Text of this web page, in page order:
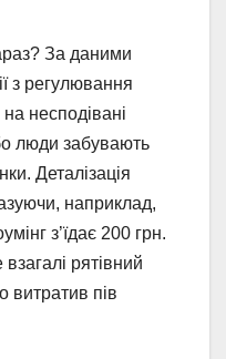
За даними
з регулювання
на несподівані
люди забувають
Деталізація
наприклад,
з’їдає 200 грн.
рятівний
витратив пів